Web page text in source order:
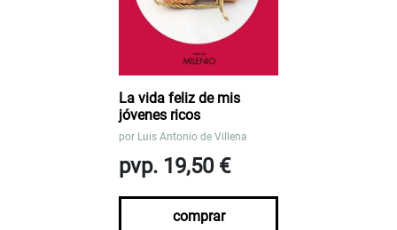
La vida feliz de mis
jóvenes ricos
por Luis Antonio de Villena
pvp. 19,50 €
comprar